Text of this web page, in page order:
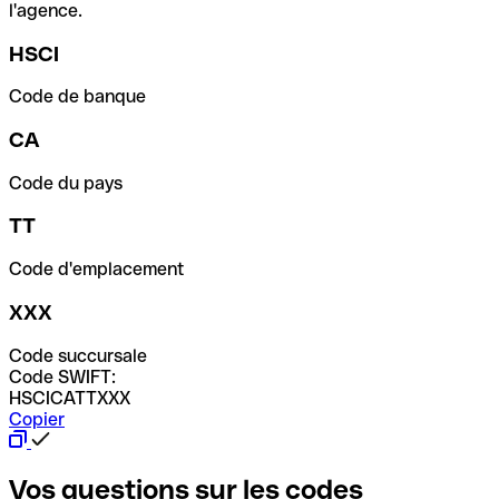
l'agence.
HSCI
Code de banque
CA
Code du pays
TT
Code d'emplacement
XXX
Code succursale
Code SWIFT:
HSCICATTXXX
Copier
Vos questions sur les codes